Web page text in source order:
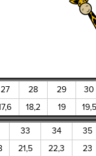
27 28 29
30
18,2 19
19,5
33 34
35
21,5 22,3
23